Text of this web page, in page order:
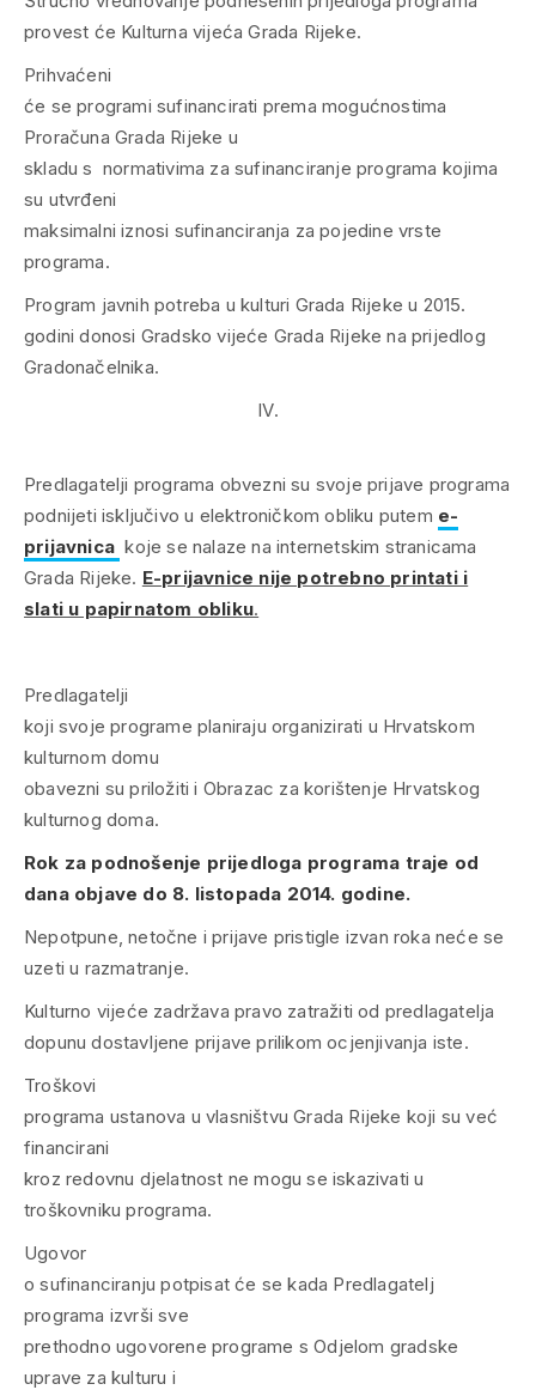
provest će Kulturna vijeća Grada Rijeke.
Prihvaćeni
će se programi sufinancirati prema mogućnostima
Proračuna Grada Rijeke u
skladu s normativima za sufinanciranje programa kojima
su utvrđeni
maksimalni iznosi sufinanciranja za pojedine vrste
programa.
Program javnih potreba u kulturi Grada Rijeke u 2015.
godini donosi Gradsko vijeće Grada Rijeke na prijedlog
Gradonačelnika.
IV.
Predlagatelji programa obvezni su svoje prijave programa
podnijeti isključivo u elektroničkom obliku putem e-
prijavnica koje se nalaze na internetskim stranicama
Grada Rijeke. E-prijavnice nije potrebno printati i
slati u papirnatom obliku.
Predlagatelji
koji svoje programe planiraju organizirati u Hrvatskom
kulturnom domu
obavezni su priložiti i Obrazac za korištenje Hrvatskog
kulturnog doma.
Rok za podnošenje prijedloga programa traje od
dana objave do 8. listopada 2014. godine.
Nepotpune, netočne i prijave pristigle izvan roka neće se
uzeti u razmatranje.
Kulturno vijeće zadržava pravo zatražiti od predlagatelja
dopunu dostavljene prijave prilikom ocjenjivanja iste.
Troškovi
programa ustanova u vlasništvu Grada Rijeke koji su već
financirani
kroz redovnu djelatnost ne mogu se iskazivati u
troškovniku programa.
Ugovor
o sufinanciranju potpisat će se kada Predlagatelj
programa izvrši sve
prethodno ugovorene programe s Odjelom gradske
uprave za kulturu i